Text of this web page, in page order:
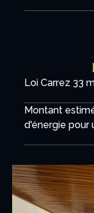
Loi Carrez 33
Montant
d'énergie pour